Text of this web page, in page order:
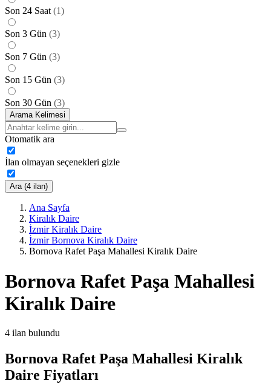
Son 24 Saat (1)
Son 3 Gün (3)
Son 7 Gün (3)
Son 15 Gün (3)
Son 30 Gün (3)
Arama Kelimesi
Otomatik ara
İlan olmayan seçenekleri gizle
Ara (4 ilan)
Ana Sayfa
Kiralık Daire
İzmir Kiralık Daire
İzmir Bornova Kiralık Daire
Bornova Rafet Paşa Mahallesi Kiralık Daire
Bornova Rafet Paşa Mahallesi
Kiralık Daire
4 ilan bulundu
Bornova Rafet Paşa Mahallesi Kiralık
Daire Fiyatları